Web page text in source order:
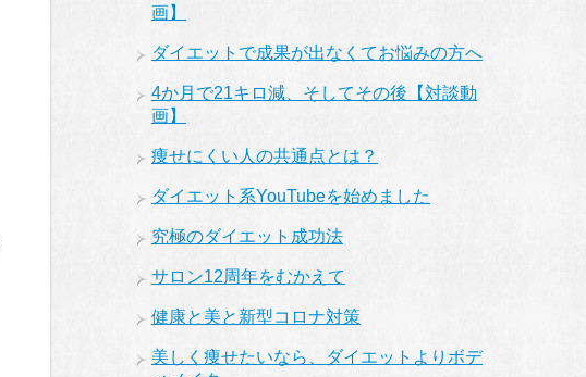
画】
ダイエットで成果が出なくてお悩みの方へ
4か月で21キロ減、そしてその後【対談動
画】
痩せにくい人の共通点とは？
ダイエット系YouTubeを始めました
究極のダイエット成功法
サロン12周年をむかえて
健康と美と新型コロナ対策
美しく痩せたいなら、ダイエットよりボデ